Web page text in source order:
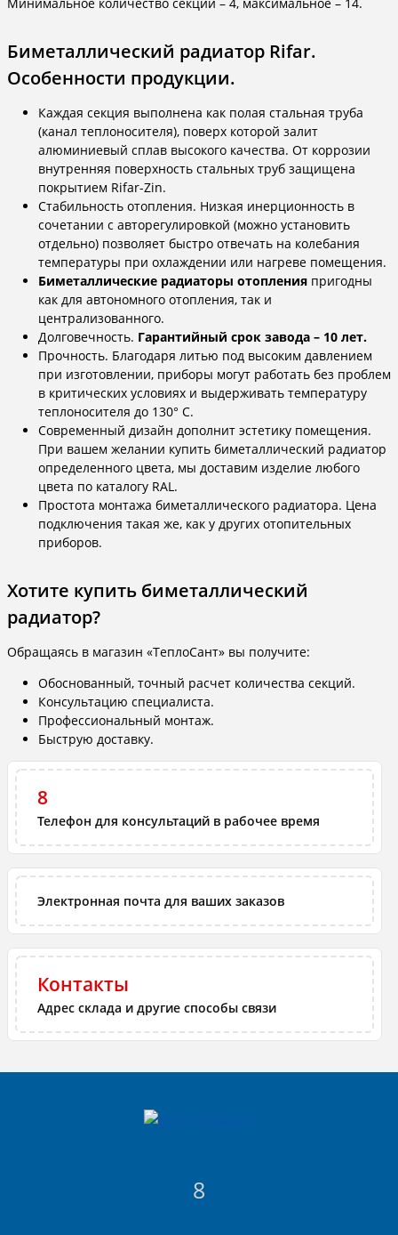
Биметаллический радиатор Rifar.
Особенности продукции.
Каждая секция выполнена как полая стальная труба
(канал теплоносителя), поверх которой залит
алюминиевый сплав высокого качества. От коррозии
внутренняя поверхность стальных труб защищена
покрытием Rifar-Zin.
Стабильность отопления. Низкая инерционность в
сочетании с авторегулировкой (можно установить
отдельно) позволяет быстро отвечать на колебания
температуры при охлаждении или нагреве помещения.
Биметаллические радиаторы отопления пригодны
как для автономного отопления, так и
централизованного.
Долговечность. Гарантийный срок завода – 10 лет.
Прочность. Благодаря литью под высоким давлением
при изготовлении, приборы могут работать без проблем
в критических условиях и выдерживать температуру
теплоносителя до 130° С.
Современный дизайн дополнит эстетику помещения.
При вашем желании купить биметаллический радиатор
определенного цвета, мы доставим изделие любого
цвета по каталогу RAL.
Простота монтажа биметаллического радиатора. Цена
подключения такая же, как у других отопительных
приборов.
Хотите купить биметаллический
радиатор?
Обращаясь в магазин «ТеплоСант» вы получите:
Обоснованный, точный расчет количества секций.
Консультацию специалиста.
Профессиональный монтаж.
Быструю доставку.
8
Телефон для консультаций в рабочее время
Электронная почта для ваших заказов
Контакты
Адрес склада и другие способы связи
8